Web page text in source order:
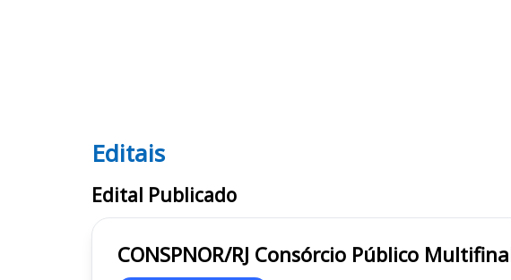
Editais CONSPNOR/RJ
Editais
Edital Publicado
CONSPNOR/RJ Consórcio